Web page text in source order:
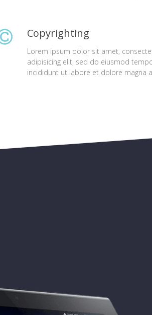
Copyrighting
Lorem ipsum dolor sit amet,
adipisicing elit, sed do eiusmod
incididunt ut labore et dolore magna